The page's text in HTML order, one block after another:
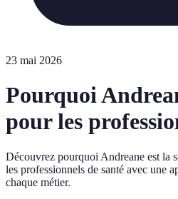
23 mai 2026
Pourquoi
pour les
Découvrez pourquoi Andreane est la
les professionnels de santé avec une
chaque métier.